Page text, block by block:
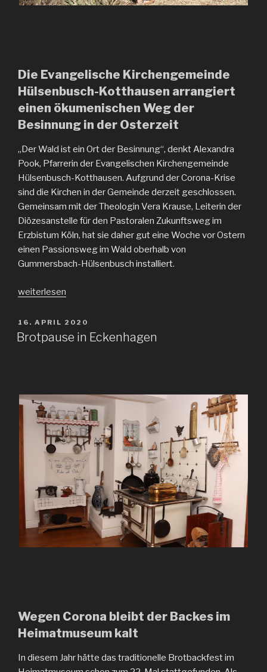
Die Evangelische Kirchengemeinde
Hülsenbusch-Kotthausen arrangiert
einen ökumenischen Weg der
Besinnung in der Osterzeit
„Der Wald ist ein Ort der Besinnung“, denkt Alexandra
Pook, Pfarrerin der Evangelischen Kirchengemeinde
Hülsenbusch-Kotthausen. Aufgrund der Corona-Krise
sind die Kirchen in der Gemeinde derzeit geschlossen.
Gemeinsam mit der Theologin Vera Krause, Leiterin der
Diözesanstelle für den Pastoralen Zukunftsweg im
Erzbistum Köln, hat sie daher gut eine Woche vor Ostern
einen Passionsweg im Wald oberhalb von
Gummersbach-Hülsenbusch installiert.
„Kreuzweg
Wald“
weiterlesen
VERÖFFENTLICHT
AM
16. APRIL 2020
Brotpause in Eckenhagen
Wegen Corona bleibt der Backes im
Heimatmuseum kalt
In diesem Jahr hätte das traditionelle Brotbackfest im